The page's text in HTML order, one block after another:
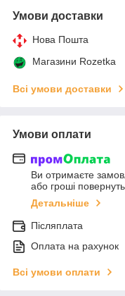
Умови доставки
Нова Пошта
Магазини Rozetka
Всі умови доставки
Умови оплати
Ви отримаєте
або гроші
Детальніше
Післяплата
Оплата на рахунок
Всі умови оплати